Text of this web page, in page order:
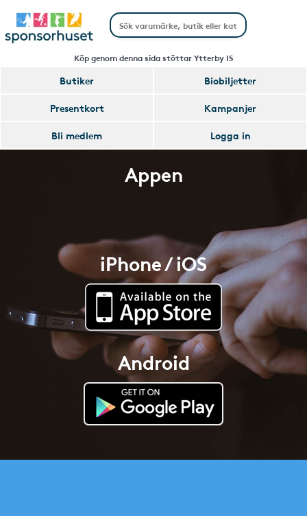
Köp genom denna sida stöttar Ytterby IS
Butiker
Biobiljetter
Presentkort
Kampanjer
Bli medlem
Logga in
Appen
iPhone / iOS
Android